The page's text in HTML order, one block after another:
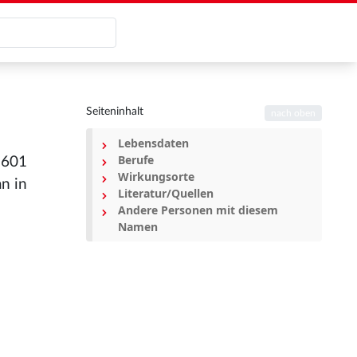
in
Seiteninhalt
Lebensdaten
Berufe
Wirkungsorte
Literatur/Quellen
Andere Personen mit diesem
Namen